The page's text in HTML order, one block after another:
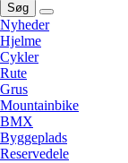
Søg
Nyheder
Hjelme
Cykler
Rute
Grus
Mountainbike
BMX
Byggeplads
Reservedele